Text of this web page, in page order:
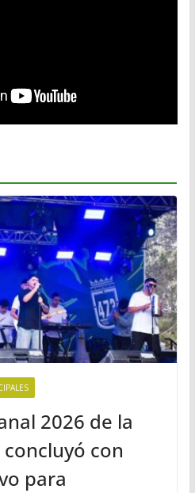
2026 de la
con
para